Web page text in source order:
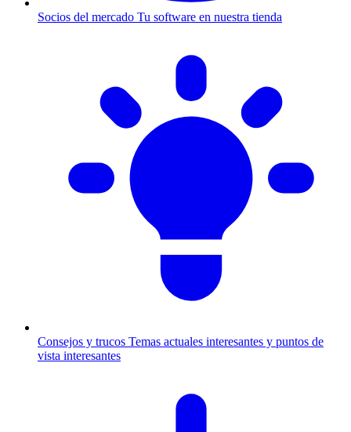
Socios del mercado Tu software en nuestra tienda
Consejos y trucos Temas actuales interesantes y puntos de
vista interesantes